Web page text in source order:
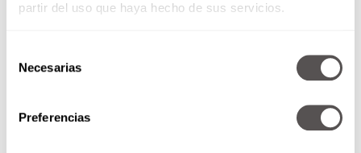
partir del uso que haya hecho de sus servicios.
Necesarias
Preferencias